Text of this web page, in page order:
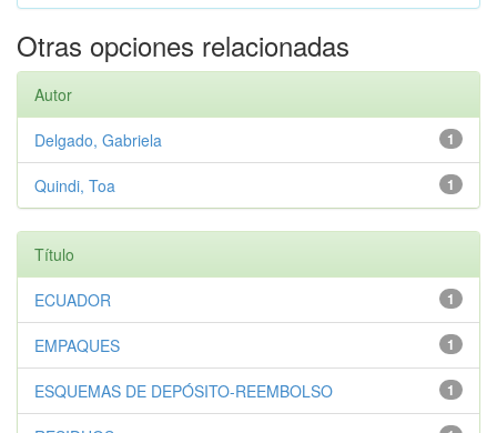
Otras opciones relacionadas
Autor
1
Delgado, Gabriela
1
Quindi, Toa
Título
1
ECUADOR
1
EMPAQUES
1
ESQUEMAS DE DEPÓSITO-REEMBOLSO